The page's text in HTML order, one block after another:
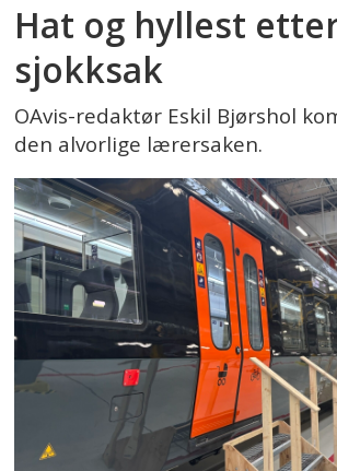
Hat og hyllest
sjokksak
OAvis-redaktør Eskil Bjørshol
den alvorlige lærersaken.